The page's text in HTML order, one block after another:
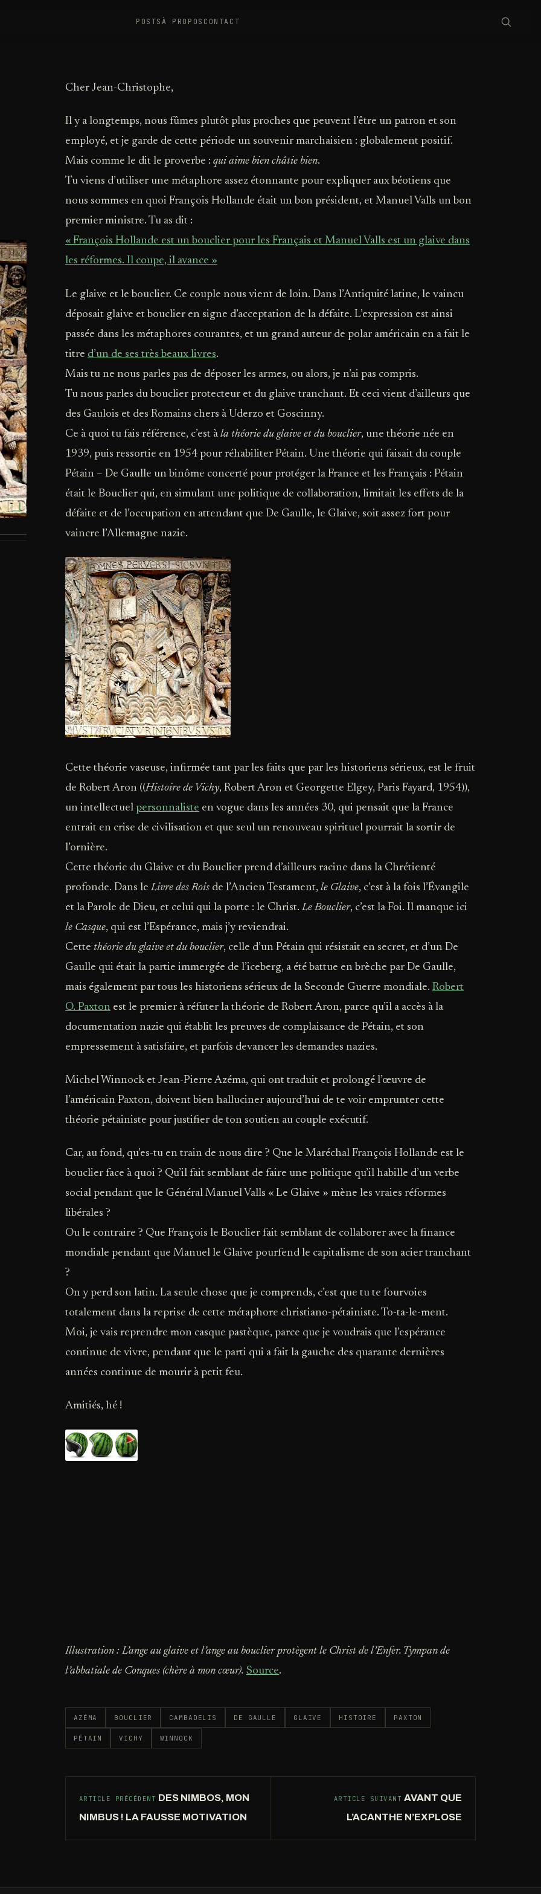
POSTSÀ PROPOS CONTACT
Cher Jean-Christophe,
Il y a longtemps, nous fûmes plutôt plus proches que peuvent l’être un patron et son
employé, et je garde de cette période un souvenir marchaisien : globalement positif.
Mais comme le dit le proverbe : qui aime bien châtie bien.
Tu viens d’utiliser une métaphore assez étonnante pour expliquer aux béotiens que
nous sommes en quoi François Hollande était un bon président, et Manuel Valls un bon
premier ministre. Tu as dit :
« François Hollande est un bouclier pour les Français et Manuel Valls est un glaive dans
les réformes. Il coupe, il avance »
Le glaive et le bouclier. Ce couple nous vient de loin. Dans l’Antiquité latine, le vaincu
déposait glaive et bouclier en signe d’acceptation de la défaite. L’expression est ainsi
passée dans les métaphores courantes, et un grand auteur de polar américain en a fait le
titre d’un de ses très beaux livres.
Mais tu ne nous parles pas de déposer les armes, ou alors, je n’ai pas compris.
Tu nous parles du bouclier protecteur et du glaive tranchant. Et ceci vient d’ailleurs que
des Gaulois et des Romains chers à Uderzo et Goscinny.
Ce à quoi tu fais référence, c’est à la théorie du glaive et du bouclier, une théorie née en
1939, puis ressortie en 1954 pour réhabiliter Pétain. Une théorie qui faisait du couple
Pétain – De Gaulle un binôme concerté pour protéger la France et les Français : Pétain
était le Bouclier qui, en simulant une politique de collaboration, limitait les effets de la
défaite et de l’occupation en attendant que De Gaulle, le Glaive, soit assez fort pour
vaincre l’Allemagne nazie.
Cette théorie vaseuse, infirmée tant par les faits que par les historiens sérieux, est le fruit
de Robert Aron ((Histoire de Vichy, Robert Aron et Georgette Elgey, Paris Fayard, 1954)),
un intellectuel personnaliste en vogue dans les années 30, qui pensait que la France
entrait en crise de civilisation et que seul un renouveau spirituel pourrait la sortir de
l’ornière.
Cette théorie du Glaive et du Bouclier prend d’ailleurs racine dans la Chrétienté
profonde. Dans le Livre des Rois de l’Ancien Testament, le Glaive, c’est à la fois l’Évangile
et la Parole de Dieu, et celui qui la porte : le Christ. Le Bouclier, c’est la Foi. Il manque ici
le Casque, qui est l’Espérance, mais j’y reviendrai.
Cette théorie du glaive et du bouclier, celle d’un Pétain qui résistait en secret, et d’un De
Gaulle qui était la partie immergée de l’iceberg, a été battue en brèche par De Gaulle,
mais également par tous les historiens sérieux de la Seconde Guerre mondiale. Robert
O. Paxton est le premier à réfuter la théorie de Robert Aron, parce qu’il a accès à la
documentation nazie qui établit les preuves de complaisance de Pétain, et son
empressement à satisfaire, et parfois devancer les demandes nazies.
Michel Winnock et Jean-Pierre Azéma, qui ont traduit et prolongé l’œuvre de
l’américain Paxton, doivent bien halluciner aujourd’hui de te voir emprunter cette
théorie pétainiste pour justifier de ton soutien au couple exécutif.
Car, au fond, qu’es-tu en train de nous dire ? Que le Maréchal François Hollande est le
bouclier face à quoi ? Qu’il fait semblant de faire une politique qu’il habille d’un verbe
social pendant que le Général Manuel Valls « Le Glaive » mène les vraies réformes
libérales ?
Ou le contraire ? Que François le Bouclier fait semblant de collaborer avec la finance
mondiale pendant que Manuel le Glaive pourfend le capitalisme de son acier tranchant
?
On y perd son latin. La seule chose que je comprends, c’est que tu te fourvoies
totalement dans la reprise de cette métaphore christiano-pétainiste. To-ta-le-ment.
Moi, je vais reprendre mon casque pastèque, parce que je voudrais que l’espérance
continue de vivre, pendant que le parti qui a fait la gauche des quarante dernières
années continue de mourir à petit feu.
Amitiés, hé !
Illustration : L’ange au glaive et l’ange au bouclier protègent le Christ de l’Enfer. Tympan de
l’abbatiale de Conques (chère à mon cœur). Source.
AZÉMA BOUCLIER CAMBADELIS DE GAULLE GLAIVE HISTOIRE PAXTON
PÉTAIN VICHY WINNOCK
ARTICLE PRÉCÉDENT DES NIMBOS, MON
NIMBUS ! LA FAUSSE MOTIVATION
ARTICLE SUIVANT AVANT QUE
L’ACANTHE N’EXPLOSE